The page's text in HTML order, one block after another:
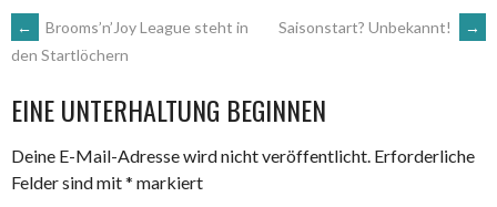
ARTIKEL-
NAVIGATION
←
Brooms’n’Joy League steht in
den Startlöchern
Saisonstart? Unbekannt! →
EINE UNTERHALTUNG BEGINNEN
Deine E-Mail-Adresse wird nicht veröffentlicht. Erforderliche
Felder sind mit* markiert